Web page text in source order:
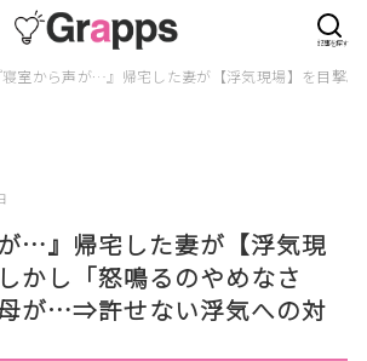
寝室から声が…』帰宅した妻が【浮気現場】を目撃
…』帰宅した妻が【浮気現
かし「怒鳴るのやめなさ
が…⇒許せない浮気への対